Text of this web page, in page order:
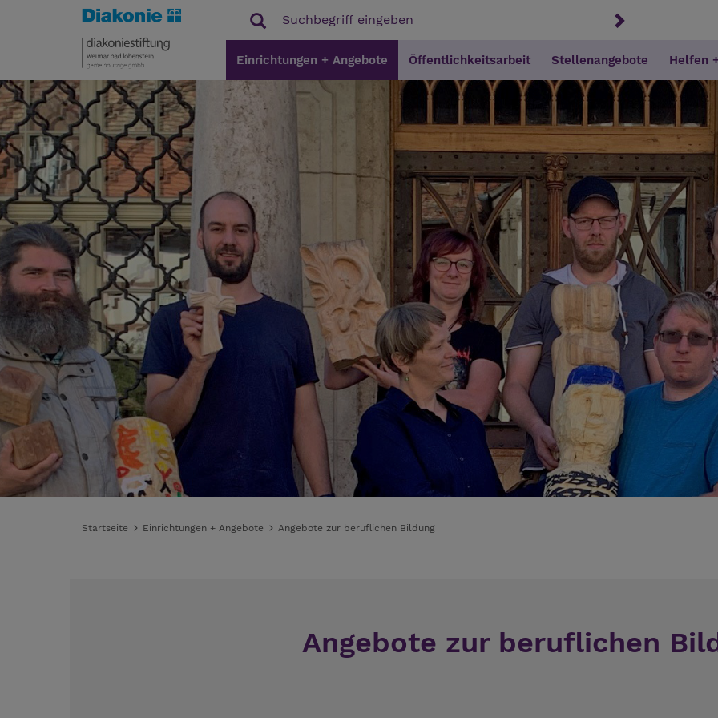
Einrichtungen + Angebote Öffentlichkeitsarbeit Stellenangebote Helfen
Startseite Einrichtungen + Angebote Angebote zur beruflichen Bildung
Angebote zur beruflichen